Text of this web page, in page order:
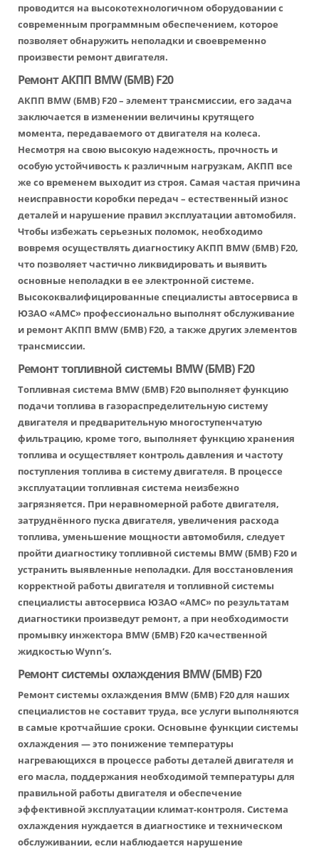
проводится на высокотехнологичном оборудовании с
современным программным обеспечением, которое
позволяет обнаружить неполадки и своевременно
произвести ремонт двигателя.
Ремонт АКПП BMW (БМВ) F20
АКПП BMW (БМВ) F20 – элемент трансмиссии, его задача
заключается в изменении величины крутящего
момента, передаваемого от двигателя на колеса.
Несмотря на свою высокую надежность, прочность и
особую устойчивость к различным нагрузкам, АКПП все
же со временем выходит из строя. Самая частая причина
неисправности коробки передач – естественный износ
деталей и нарушение правил эксплуатации автомобиля.
Чтобы избежать серьезных поломок, необходимо
вовремя осуществлять диагностику АКПП BMW (БМВ) F20,
что позволяет частично ликвидировать и выявить
основные неполадки в ее электронной системе.
Высококвалифицированные специалисты автосервиса в
ЮЗАО «АМС» профессионально выполнят обслуживание
и ремонт АКПП BMW (БМВ) F20, а также других элементов
трансмиссии.
Ремонт топливной системы BMW (БМВ) F20
Топливная система BMW (БМВ) F20 выполняет функцию
подачи топлива в газораспределительную систему
двигателя и предварительную многоступенчатую
фильтрацию, кроме того, выполняет функцию хранения
топлива и осуществляет контроль давления и частоту
поступления топлива в систему двигателя. В процессе
эксплуатации топливная система неизбежно
загрязняется. При неравномерной работе двигателя,
затруднённого пуска двигателя, увеличения расхода
топлива, уменьшение мощности автомобиля, следует
пройти диагностику топливной системы BMW (БМВ) F20 и
устранить выявленные неполадки. Для восстановления
корректной работы двигателя и топливной системы
специалисты автосервиса ЮЗАО «АМС» по результатам
диагностики произведут ремонт, а при необходимости
промывку инжектора BMW (БМВ) F20 качественной
жидкостью Wynn’s.
Ремонт системы охлаждения BMW (БМВ) F20
Ремонт системы охлаждения BMW (БМВ) F20 для наших
специалистов не составит труда, все услуги выполняются
в самые кротчайшие сроки. Основыне функции системы
охлаждения — это понижение температуры
нагревающихся в процессе работы деталей двигателя и
его масла, поддержания необходимой температуры для
правильной работы двигателя и обеспечение
эффективной эксплуатации климат-контроля. Система
охлаждения нуждается в диагностике и техническом
обслуживании, если наблюдается нарушение